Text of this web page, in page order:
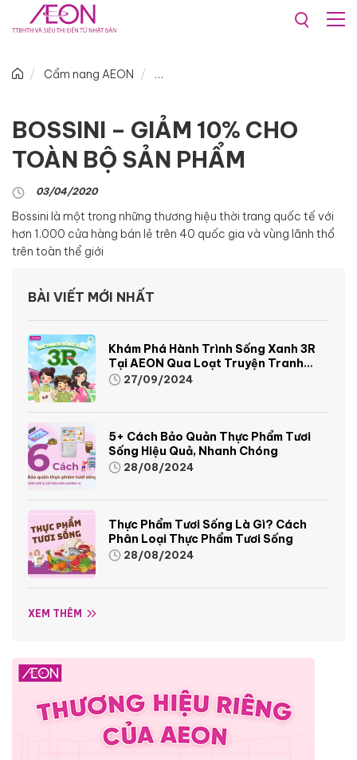
Cẩm nang AEON
BOSSINI – GIẢM 10% CHO
TOÀN BỘ SẢN PHẨM
03/04/2020
Bossini là một trong những thương hiệu thời trang quốc tế với
hơn 1.000 cửa hàng bán lẻ trên 40 quốc gia và vùng lãnh thổ
trên toàn thể giới
BÀI VIẾT MỚI NHẤT
Khám Phá Hành Trình Sống Xanh 3R
Tại AEON Qua Loạt Truyện Tranh
Sinh Động Và Thú Vị
27/09/2024
5+ Cách Bảo Quản Thực Phẩm Tươi
Sống Hiệu Quả, Nhanh Chóng
28/08/2024
Thực Phẩm Tươi Sống Là Gì? Cách
Phân Loại Thực Phẩm Tươi Sống
28/08/2024
XEM THÊM